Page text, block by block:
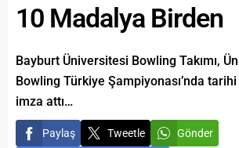
10 Madalya Birden
Bayburt Üniversitesi Bowling Takımı,
Bowling Türkiye Şampiyonası’nda
imza attı…
Paylaş Tweetle Gönder